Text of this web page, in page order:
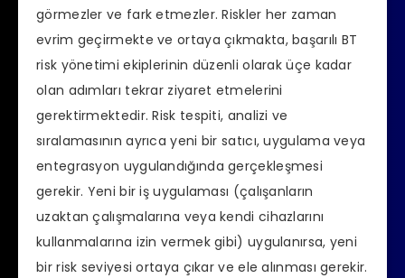
görmezler ve fark etmezler. Riskler her zaman
evrim geçirmekte ve ortaya çıkmakta, başarılı BT
risk yönetimi ekiplerinin düzenli olarak üçe kadar
olan adımları tekrar ziyaret etmelerini
gerektirmektedir. Risk tespiti, analizi ve
sıralamasının ayrıca yeni bir satıcı, uygulama veya
entegrasyon uygulandığında gerçekleşmesi
gerekir. Yeni bir iş uygulaması (çalışanların
uzaktan çalışmalarına veya kendi cihazlarını
kullanmalarına izin vermek gibi) uygulanırsa, yeni
bir risk seviyesi ortaya çıkar ve ele alınması gerekir.